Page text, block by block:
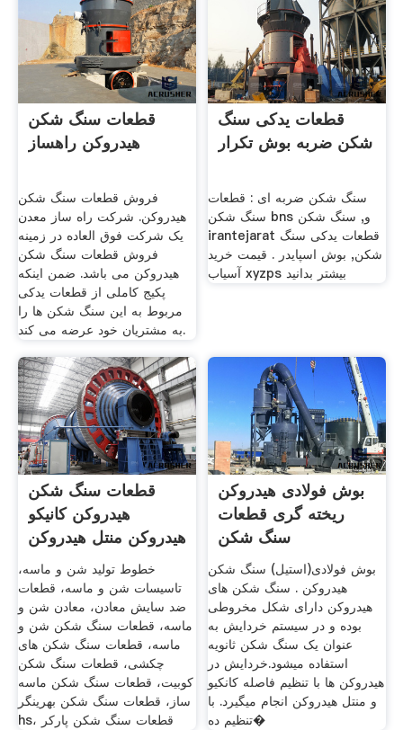
قطعات سنگ شکن
هیدروکن راهساز
فروش قطعات سنگ شکن
هیدروکن. شرکت راه ساز معدن
یک شرکت فوق العاده در زمینه
فروش قطعات سنگ شکن
هیدروکن می باشد. ضمن اینکه
پکیج کاملی از قطعات یدکی
مربوط به این سنگ شکن ها را
به مشتریان خود عرضه می کند.
قطعات یدکی سنگ
شکن ضربه بوش تکرار
سنگ شکن ضربه ای : قطعات
سنگ شکن bns و, سنگ شکن
irantejarat قطعات یدکی سنگ
شکن, بوش اسپایدر . قیمت خرید
آسیاب xyzps بیشتر بدانید
قطعات سنگ شکن
هیدروکن کانیکو
هیدروکن منتل هیدروکن
بوش
خطوط تولید شن و ماسه،
تاسیسات شن و ماسه، قطعات
ضد سایش معادن، معادن شن و
ماسه، قطعات سنگ شکن شن و
ماسه، قطعات سنگ شکن های
چکشی، قطعات سنگ شکن
کوبیت، قطعات سنگ شکن ماسه
ساز، قطعات سنگ شکن بهرینگر
hs، قطعات سنگ شکن پارکر
بوش فولادی هیدروکن
ریخته گری قطعات
سنگ شکن
بوش فولادی(استیل) سنگ شکن
هیدروکن . سنگ شکن های
هیدروکن دارای شکل مخروطی
بوده و در سیستم خردایش به
عنوان یک سنگ شکن ثانویه
استفاده میشود.خردایش در
هیدروکن ها با تنظیم فاصله کانکیو
و منتل هیدروکن انجام میگیرد. با
تنظیم ده�